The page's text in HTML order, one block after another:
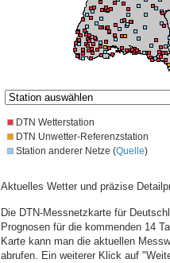
DTN Wetterstation
DTN Unwetter-Referenzstation
Station anderer Netze (Quelle)
Aktuelles Wetter und präzise
Die DTN-Messnetzkarte für
Prognosen für die kommenden 14
Karte kann man die aktuellen
abrufen. Ein weiterer Klick auf